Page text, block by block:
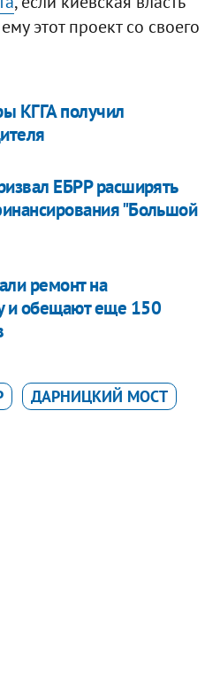
этот проект со своего
КГГА получил
ЕБРР расширять
"Большой
ремонт на
и обещают еще 150
ДАРНИЦКИЙ МОСТ